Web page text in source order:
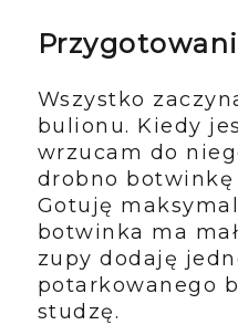
Wszystko
bulionu. Kiedy
wrzucam do
drobno botwinkę
Gotuję
botwinka ma
zupy dodaję
potarkowanego
studzę.